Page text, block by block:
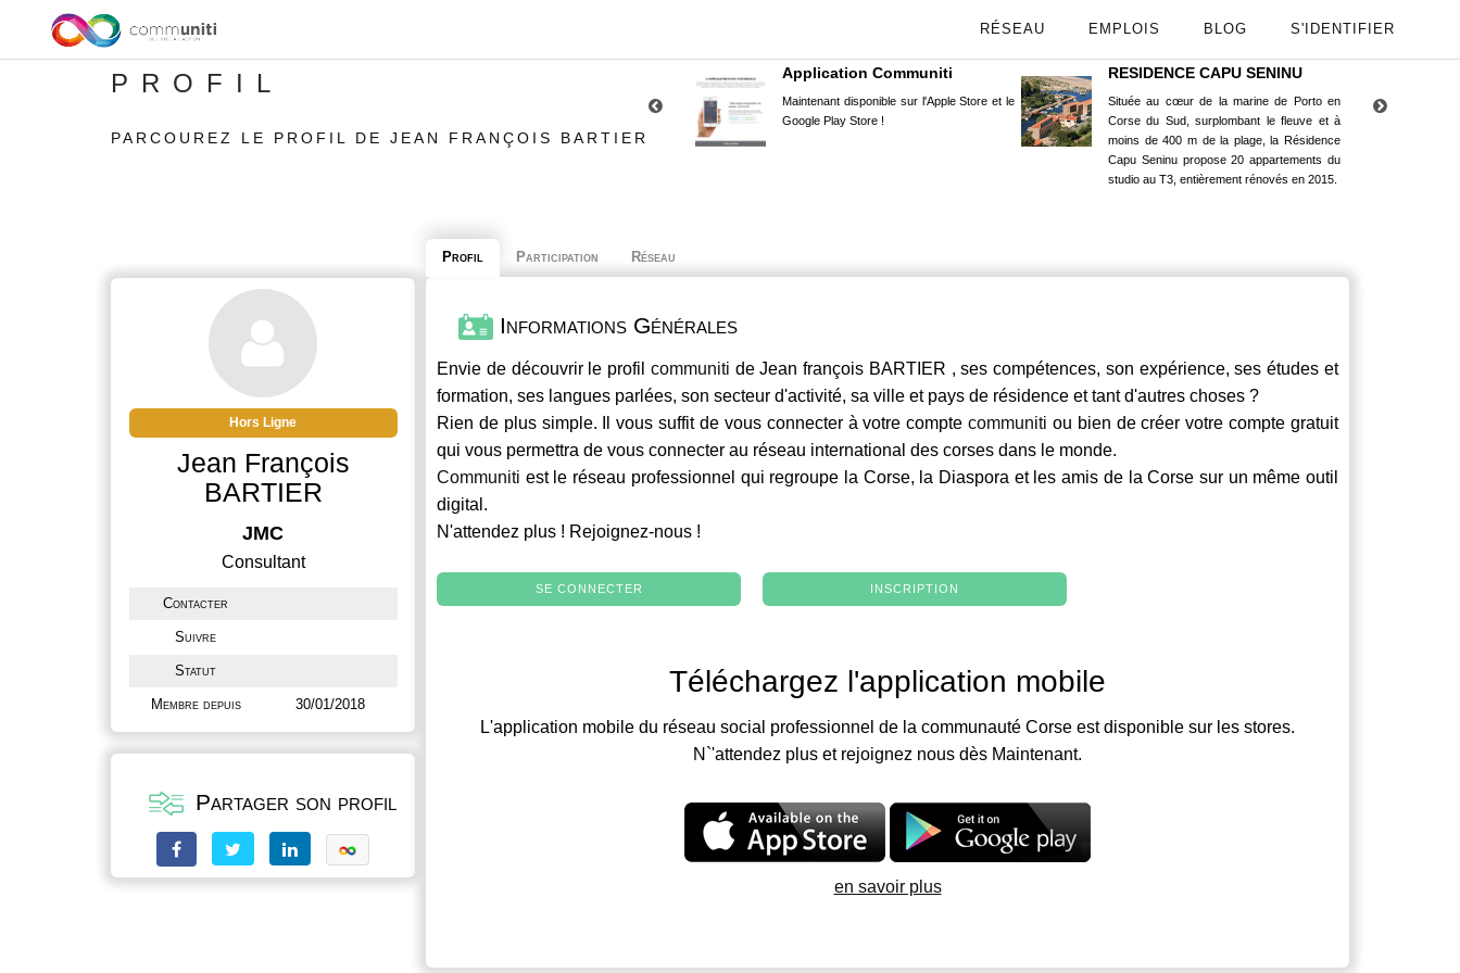
RÉSEAU EMPLOIS BLOG S'IDENTIFIER
PROFIL
PARCOUREZ LE PROFIL DE JEAN FRANÇOIS BARTIER
Application Communiti
Maintenant disponible sur l'Apple Store et le
Google Play Store !
RESIDENCE CAPU SENINU
Située au cœur de la marine de Porto en
Corse du Sud, surplombant le fleuve et à
moins de 400 m de la plage, la Résidence
Capu Seninu propose 20 appartements du
studio au T3, entièrement rénovés en 2015.
Hors Ligne
Jean François
BARTIER
JMC
Consultant
Contacter
Suivre
Statut
Membre depuis 30/01/2018
Partager son profil
Profil Participation Réseau
Informations Générales
Envie de découvrir le profil communiti de Jean françois BARTIER , ses compétences, son expérience, ses études et
formation, ses langues parlées, son secteur d'activité, sa ville et pays de résidence et tant d'autres choses ?
Rien de plus simple. Il vous suffit de vous connecter à votre comptecommuniti ou bien de créer votre compte gratuit
qui vous permettra de vous connecter au réseau international des corses dans le monde.
Communiti est le réseau professionnel qui regroupe la Corse, la Diaspora et les amis de la Corse sur un même outil
digital.
N'attendez plus ! Rejoignez-nous !
SE CONNECTER INSCRIPTION
Téléchargez l'application mobile
L'application mobile du réseau social professionnel de la communauté Corse est disponible sur les stores.
N`'attendez plus et rejoignez nous dès Maintenant.
en savoir plus